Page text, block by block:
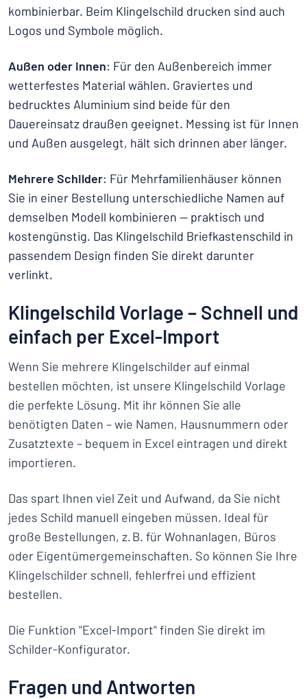
kombinierbar. Beim Klingelschild drucken sind auch
Logos und Symbole möglich.
Außen oder innen: Für den Außenbereich immer
wetterfestes Material wählen. Graviertes und
bedrucktes Aluminium sind beide für den
Dauereinsatz draußen geeignet. Messing ist für Innen
und Außen ausgelegt, hält sich drinnen aber länger.
Mehrere Schilder: Für Mehrfamilienhäuser können
Sie in einer Bestellung unterschiedliche Namen auf
demselben Modell kombinieren — praktisch und
kostengünstig. Das Klingelschild Briefkastenschild in
passendem Design finden Sie direkt darunter
verlinkt.
Klingelschild Vorlage – Schnell und
einfach per Excel-Import
Wenn Sie mehrere Klingelschilder auf einmal
bestellen möchten, ist unsere Klingelschild Vorlage
die perfekte Lösung. Mit ihr können Sie alle
benötigten Daten – wie Namen, Hausnummern oder
Zusatztexte – bequem in Excel eintragen und direkt
importieren.
Das spart Ihnen viel Zeit und Aufwand, da Sie nicht
jedes Schild manuell eingeben müssen. Ideal für
große Bestellungen, z. B. für Wohnanlagen, Büros
oder Eigentümergemeinschaften. So können Sie Ihre
Klingelschilder schnell, fehlerfrei und effizient
bestellen.
Die Funktion "Excel-Import" finden Sie direkt im
Schilder-Konfigurator.
Fragen und Antworten